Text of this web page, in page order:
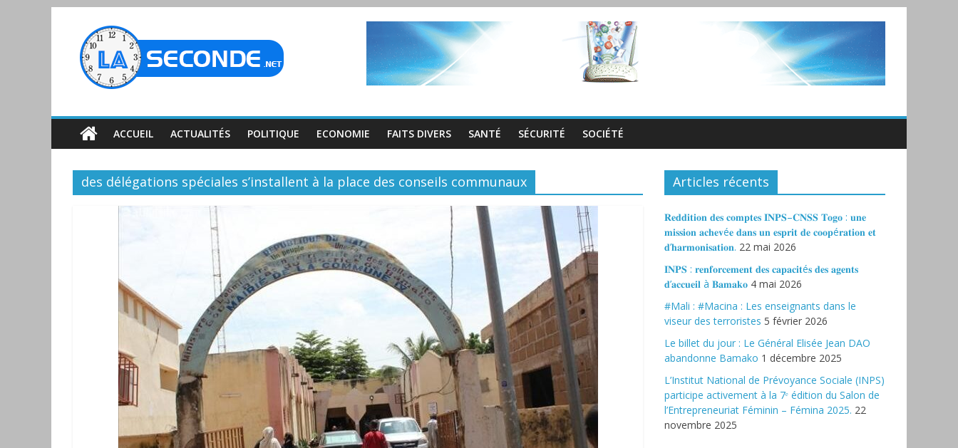
ACCUEIL ACTUALITÉS POLITIQUE ECONOMIE FAITS DIVERS SANTÉ SÉCURITÉ SOCIÉTÉ
des délégations spéciales s’installent à la place des conseils communaux Articles récents
𝐑𝐞𝐝𝐝𝐢𝐭𝐢𝐨𝐧 𝐝𝐞𝐬 𝐜𝐨𝐦𝐩𝐭𝐞𝐬 𝐈𝐍𝐏𝐒–𝐂𝐍𝐒𝐒 𝐓𝐨𝐠𝐨 : 𝐮𝐧𝐞
𝐦𝐢𝐬𝐬𝐢𝐨𝐧 𝐚𝐜𝐡𝐞𝐯é𝐞 𝐝𝐚𝐧𝐬 𝐮𝐧 𝐞𝐬𝐩𝐫𝐢𝐭 𝐝𝐞 𝐜𝐨𝐨𝐩é𝐫𝐚𝐭𝐢𝐨𝐧 𝐞𝐭
𝐝’𝐡𝐚𝐫𝐦𝐨𝐧𝐢𝐬𝐚𝐭𝐢𝐨𝐧. 22 mai 2026
𝐈𝐍𝐏𝐒 : 𝐫𝐞𝐧𝐟𝐨𝐫𝐜𝐞𝐦𝐞𝐧𝐭 𝐝𝐞𝐬 𝐜𝐚𝐩𝐚𝐜𝐢𝐭é𝐬 𝐝𝐞𝐬 𝐚𝐠𝐞𝐧𝐭𝐬
𝐝’𝐚𝐜𝐜𝐮𝐞𝐢𝐥 à 𝐁𝐚𝐦𝐚𝐤𝐨 4 mai 2026
#Mali : #Macina : Les enseignants dans le
viseur des terroristes 5 février 2026
‎Le billet du jour : Le Général Elisée Jean DAO
abandonne Bamako 1 décembre 2025
L’Institut National de Prévoyance Sociale (INPS)
participe activement à la 7ᵉ édition du Salon de
l’Entrepreneuriat Féminin – Fémina 2025. 22
novembre 2025